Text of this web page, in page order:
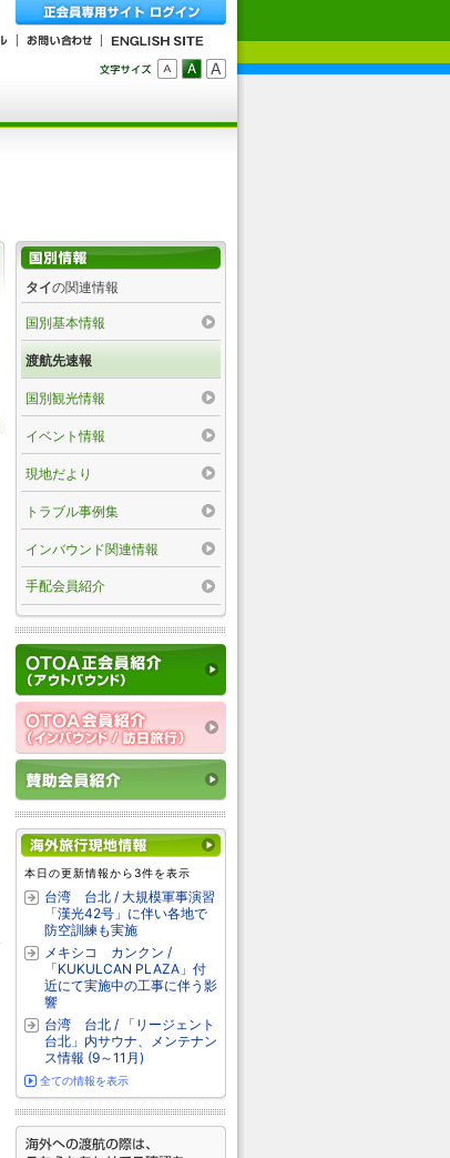
タイの関連情報
国別基本情報
渡航先速報
国別観光情報
イベント情報
現地だより
トラブル事例集
インバウンド関連情報
手配会員紹介
本日の更新情報から3件を表示
台湾 台北 / 大規模軍事演習
「漢光42号」に伴い各地で
防空訓練も実施
メキシコ カンクン /
「KUKULCAN PLAZA」付
近にて実施中の工事に伴う影
響
台湾 台北 / 「リージェント
台北」内サウナ、メンテナン
ス情報 (9～11月)
全ての情報を表示